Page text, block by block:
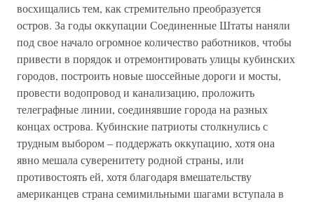
восхищались тем, как стремительно преобразуется
остров. За годы оккупации Соединенные Штаты наняли
под свое начало огромное количество работников, чтобы
привести в порядок и отремонтировать улицы кубинских
городов, построить новые шоссейные дороги и мосты,
провести водопровод и канализацию, проложить
телеграфные линии, соединявшие города на разных
концах острова. Кубинские патриоты столкнулись с
трудным выбором – поддержать оккупацию, хотя она
явно мешала суверенитету родной страны, или
противостоять ей, хотя благодаря вмешательству
американцев страна семимильными шагами вступала в